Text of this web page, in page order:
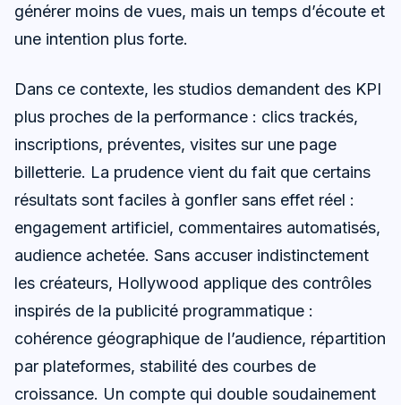
générer moins de vues, mais un temps d’écoute et
une intention plus forte.
Dans ce contexte, les studios demandent des KPI
plus proches de la performance : clics trackés,
inscriptions, préventes, visites sur une page
billetterie. La prudence vient du fait que certains
résultats sont faciles à gonfler sans effet réel :
engagement artificiel, commentaires automatisés,
audience achetée. Sans accuser indistinctement
les créateurs, Hollywood applique des contrôles
inspirés de la publicité programmatique :
cohérence géographique de l’audience, répartition
par plateformes, stabilité des courbes de
croissance. Un compte qui double soudainement